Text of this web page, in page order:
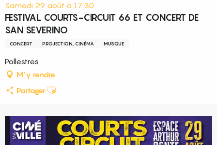
Samedi 29 août à 17:30
FESTIVAL COURTS-CIRCUIT 66 ET CONCERT DE
SAN SEVERINO
CONCERT PROJECTION, CINÉMA MUSIQUE
Pollestres
M'y rendre
PartagerAjouter aux favoris